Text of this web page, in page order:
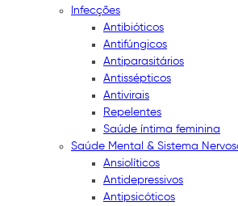
Infecções
Antibióticos
Antifúngicos
Antiparasitários
Antissépticos
Antivirais
Repelentes
Saúde íntima feminina
Saúde Mental & Sistema
Ansiolíticos
Antidepressivos
Antipsicóticos